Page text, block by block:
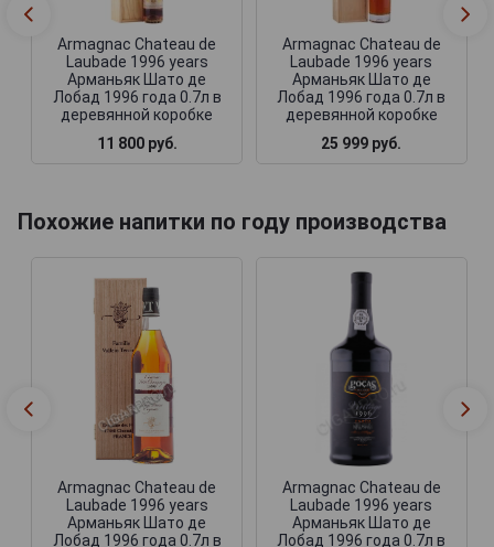
Armagnac Chateau de
Laubade 1996 years
Арманьяк Шато де
Лобад 1996 года 0.7л в
деревянной коробке
11 800 руб.
Armagnac Chateau de
Laubade 1996 years
Арманьяк Шато де
Лобад 1996 года 0.7л в
деревянной коробке
25 999 руб.
Похожие напитки по году производства
Armagnac Chateau de
Laubade 1996 years
Арманьяк Шато де
Лобад 1996 года 0.7л в
Armagnac Chateau de
Laubade 1996 years
Арманьяк Шато де
Лобад 1996 года 0.7л в